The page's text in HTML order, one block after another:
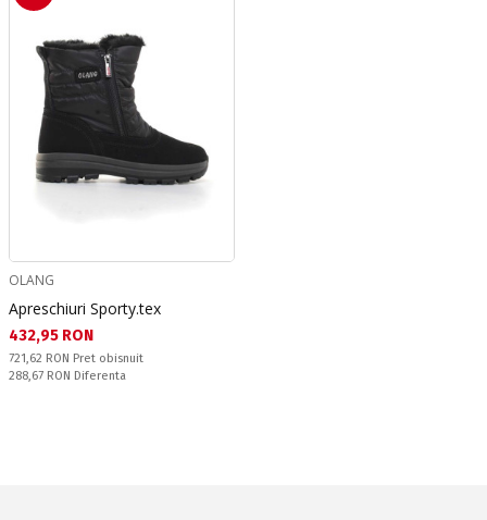
OLANG
Apreschiuri Sporty.tex
Текуща цена:
432,95 RON
Pret obisnuit:
721,62 RON Pret obisnuit
Спестявате:
288,67 RON Diferenta